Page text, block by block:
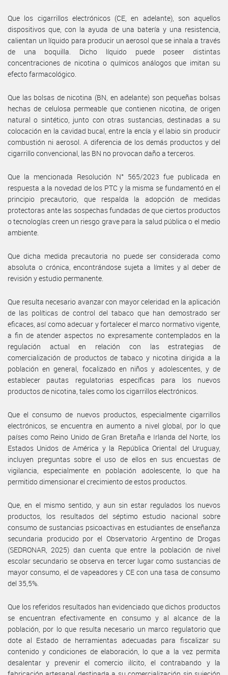
Que los cigarrillos electrónicos (CE, en adelante), son aquellos
dispositivos que, con la ayuda de una batería y una resistencia,
calientan un líquido para producir un aerosol que se inhala a través
de una boquilla. Dicho líquido puede poseer distintas
concentraciones de nicotina o químicos análogos que imitan su
efecto farmacológico.
Que las bolsas de nicotina (BN, en adelante) son pequeñas bolsas
hechas de celulosa permeable que contienen nicotina, de origen
natural o sintético, junto con otras sustancias, destinadas a su
colocación en la cavidad bucal, entre la encía y el labio sin producir
combustión ni aerosol. A diferencia de los demás productos y del
cigarrillo convencional, las BN no provocan daño a terceros.
Que la mencionada Resolución N° 565/2023 fue publicada en
respuesta a la novedad de los PTC y la misma se fundamentó en el
principio precautorio, que respalda la adopción de medidas
protectoras ante las sospechas fundadas de que ciertos productos
o tecnologías creen un riesgo grave para la salud pública o el medio
ambiente.
Que dicha medida precautoria no puede ser considerada como
absoluta o crónica, encontrándose sujeta a límites y al deber de
revisión y estudio permanente.
Que resulta necesario avanzar con mayor celeridad en la aplicación
de las políticas de control del tabaco que han demostrado ser
eficaces, así como adecuar y fortalecer el marco normativo vigente,
a fin de atender aspectos no expresamente contemplados en la
regulación actual en relación con las estrategias de
comercialización de productos de tabaco y nicotina dirigida a la
población en general, focalizado en niños y adolescentes, y de
establecer pautas regulatorias específicas para los nuevos
productos de nicotina, tales como los cigarrillos electrónicos.
Que el consumo de nuevos productos, especialmente cigarrillos
electrónicos, se encuentra en aumento a nivel global, por lo que
países como Reino Unido de Gran Bretaña e Irlanda del Norte, los
Estados Unidos de América y la República Oriental del Uruguay,
incluyen preguntas sobre el uso de ellos en sus encuestas de
vigilancia, especialmente en población adolescente, lo que ha
permitido dimensionar el crecimiento de estos productos.
Que, en el mismo sentido, y aun sin estar regulados los nuevos
productos, los resultados del séptimo estudio nacional sobre
consumo de sustancias psicoactivas en estudiantes de enseñanza
secundaria producido por el Observatorio Argentino de Drogas
(SEDRONAR, 2025) dan cuenta que entre la población de nivel
escolar secundario se observa en tercer lugar como sustancias de
mayor consumo, el de vapeadores y CE con una tasa de consumo
del 35,5%.
Que los referidos resultados han evidenciado que dichos productos
se encuentran efectivamente en consumo y al alcance de la
población, por lo que resulta necesario un marco regulatorio que
dote al Estado de herramientas adecuadas para fiscalizar su
contenido y condiciones de elaboración, lo que a la vez permita
desalentar y prevenir el comercio ilícito, el contrabando y la